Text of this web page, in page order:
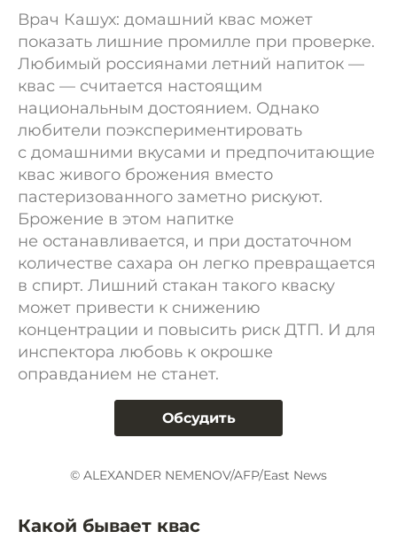
Врач Кашух: домашний квас может
показать лишние промилле при проверке.
Любимый россиянами летний напиток —
квас — считается настоящим
национальным достоянием. Однако
любители поэкспериментировать
с домашними вкусами и предпочитающие
квас живого брожения вместо
пастеризованного заметно рискуют.
Брожение в этом напитке
не останавливается, и при достаточном
количестве сахара он легко превращается
в спирт. Лишний стакан такого кваску
может привести к снижению
концентрации и повысить риск ДТП. И для
инспектора любовь к окрошке
оправданием не станет.
Обсудить
© ALEXANDER NEMENOV/AFP/East News
Какой бывает квас